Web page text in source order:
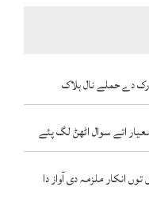
دے حملے نال ہلاک
اتے سوال اٹھݨ لگ پئے
انکار ملزمہ دی آواز دا